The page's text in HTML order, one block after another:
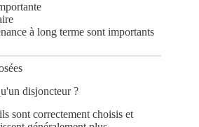
à long terme sont importants
disjoncteur ?
sont correctement choisis et